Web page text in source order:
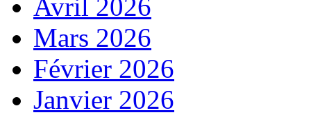
Avril 2026
Mars 2026
Février 2026
Janvier 2026